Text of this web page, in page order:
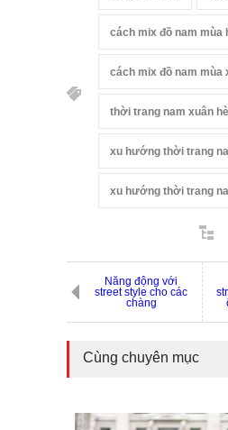
cách mix đồ nam mùa
cách mix đồ nam mùa
thời trang nam xuân hè
xu hướng thời trang
xu hướng thời trang
Năng động với
street style cho các
chàng
Cùng chuyên mục